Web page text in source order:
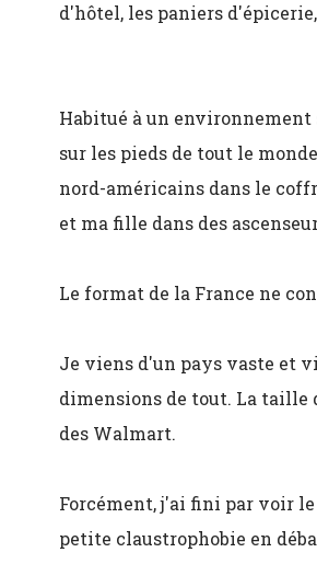
d'hôtel, les paniers
Habitué à un environnement
sur les pieds de tout le
nord-américains dans le
et ma fille dans des
Le format de la France ne
Je viens d'un pays vaste et
dimensions de tout. La taille
des Walmart.
Forcément, j'ai fini par voir
petite claustrophobie en